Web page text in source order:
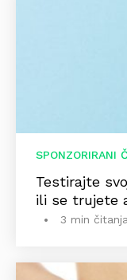
SPONZORIRANI
Testirajte
ili se trujete
3 min čitanja